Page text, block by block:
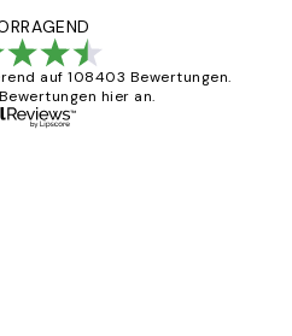
auf 108403 Bewertungen.
hier an.